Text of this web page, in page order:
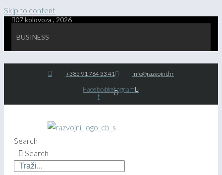
Skip to content
07 kolovoza , 2026
BUSINESS
+385 91 764 33 41 info@razvojni.hr
Facebook-
f
Instagram
Search
Search